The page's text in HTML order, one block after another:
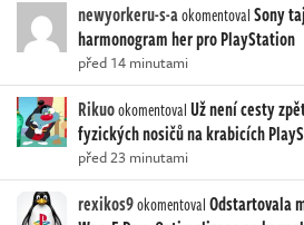
newyorkeru-s-aokomentovalSony
harmonogram her pro PlayStation
před 14 minutami
RikuookomentovalUž není cesty
fyzických nosičů na krabicích
před 23 minutami
rexikos9okomentovalOdstartovala